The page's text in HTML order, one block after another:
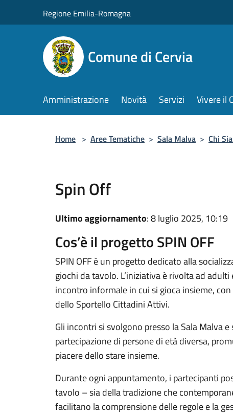
Regione Emilia-Romagna
Comune di Cervia
Amministrazione Novità Servizi Vivere il
Home > Aree Tematiche > Sala Malva > Chi
Spin Off
Ultimo aggiornamento: 8 luglio 2025, 10:19
Cos’è il progetto SPIN OFF
SPIN OFF è un progetto dedicato alla
giochi da tavolo. L’iniziativa è rivolta ad
incontro informale in cui si gioca insieme,
dello Sportello Cittadini Attivi.
Gli incontri si svolgono presso la Sala Malva
partecipazione di persone di età diversa,
piacere dello stare insieme.
Durante ogni appuntamento, i partecipanti
tavolo – sia della tradizione che
facilitano la comprensione delle regole e la